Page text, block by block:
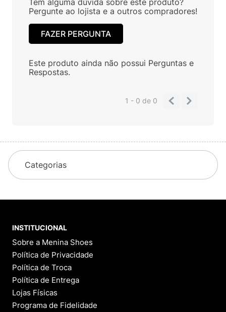
Tem alguma dúvida sobre este produto?
Pergunte ao lojista e a outros compradores!
FAZER PERGUNTA
Este produto ainda não possui Perguntas e
Respostas.
1 - 0de 0
Categorias
INSTITUCIONAL
Sobre a Menina Shoes
Política de Privacidade
Política de Troca
Política de Entrega
Lojas Físicas
Programa de Fidelidade